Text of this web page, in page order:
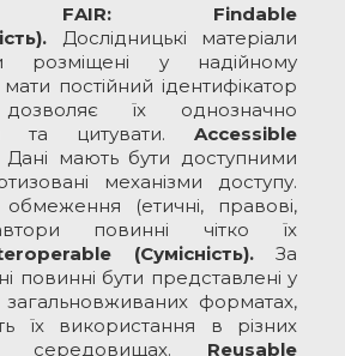
FAIR: Findable
Дослідницькі матеріали
розміщені у надійному
мати постійний ідентифікатор
їх однозначно
та цитувати. Accessible
Дані мають бути доступними
механізми доступу.
(етичні, правові,
повинні чітко їх
(Сумісність).За
повинні бути представлені у
загальновживаних форматах,
їх використання в різних
середовищах. Reusable